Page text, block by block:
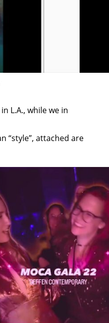
L.A., while we in
“style”, attached are